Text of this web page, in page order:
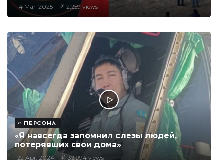
14 Mar, 2025 2,259 views
ПЕРСОНА
«Я навсегда запомнил слезы людей,
потерявших свои дома»
22 Apr, 2024 32,994 views